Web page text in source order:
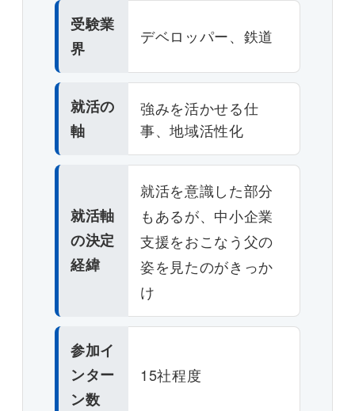
受験業
界
デベロッパー、鉄道
就活の
軸
強みを活かせる仕
事、地域活性化
就活軸
の決定
経緯
就活を意識した部分
もあるが、中小企業
支援をおこなう父の
姿を見たのがきっか
け
参加イ
ンター
ン数
15社程度